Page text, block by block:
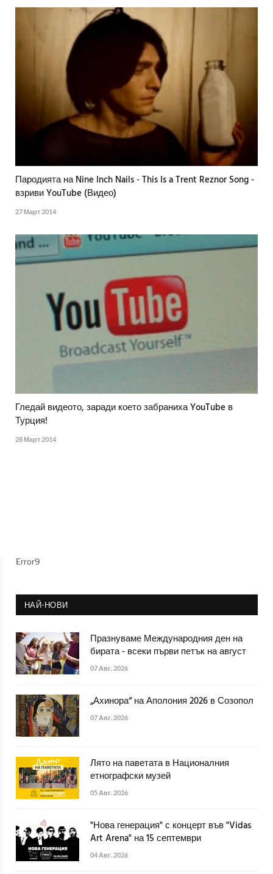
Пародията на Nine Inch Nails - This Is a Trent Reznor Song -
взриви YouTube (Видео)
27 Март 2014
Гледай видеото, заради което забраниха YouTube в
Турция!
28 Март 2014
Error9
НАЙ-НОВИ
Празнуваме Международния ден на
бирата - всеки първи петък на август
07 Авг. 2026
„Ахинора“ на Аполония 2026 в Созопол
07 Авг. 2026
Лято на паветата в Националния
етнографски музей
05 Авг. 2026
"Нова генерация" с концерт във "Vidas
Art Arena" на 15 септември
04 Авг. 2026